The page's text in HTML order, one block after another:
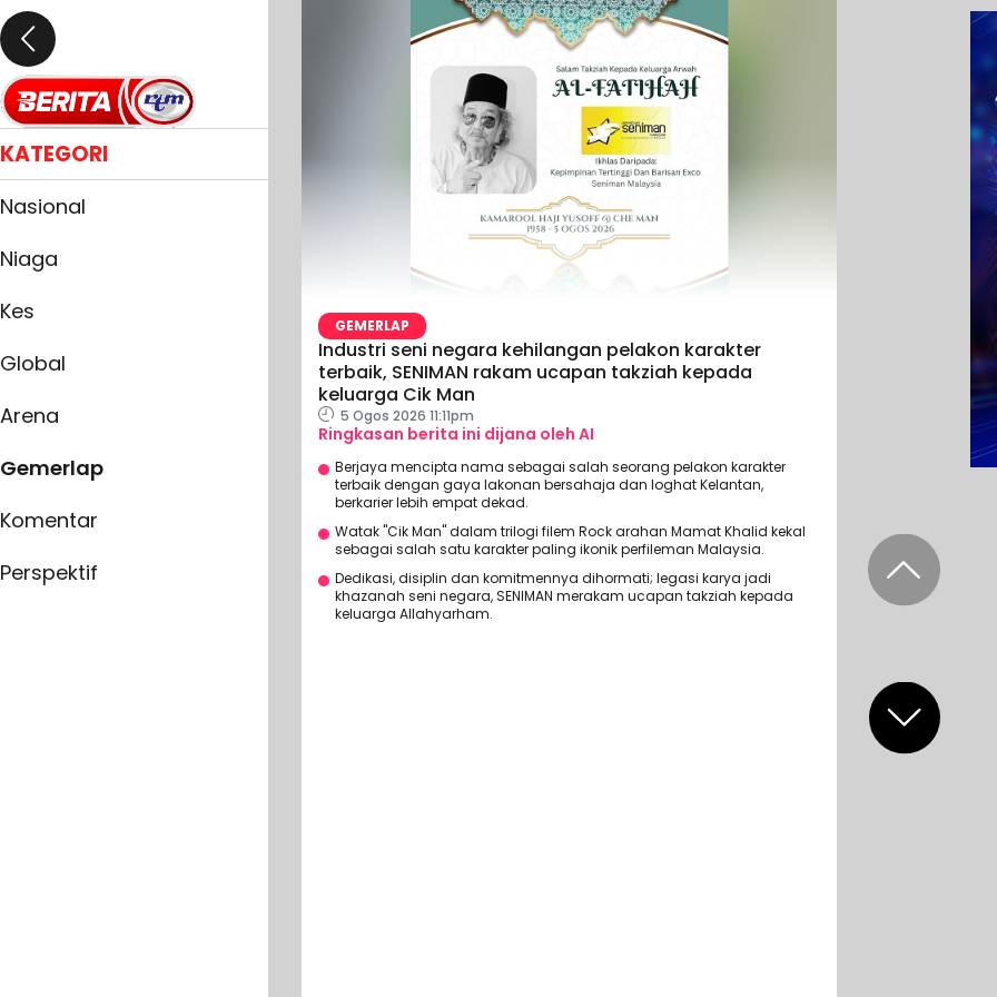
KATEGORI
Nasional
Niaga
Kes
Global
Arena
Gemerlap
Komentar
Perspektif
GEMERLAP
Industri seni negara kehilangan pelakon karakter
terbaik, SENIMAN rakam ucapan takziah kepada
keluarga Cik Man
5 Ogos 2026 11:11pm
Ringkasan berita ini dijana oleh AI
Berjaya mencipta nama sebagai salah seorang pelakon karakter
terbaik dengan gaya lakonan bersahaja dan loghat Kelantan,
berkarier lebih empat dekad.
Watak "Cik Man" dalam trilogi filem Rock arahan Mamat Khalid kekal
sebagai salah satu karakter paling ikonik perfileman Malaysia.
Dedikasi, disiplin dan komitmennya dihormati; legasi karya jadi
khazanah seni negara, SENIMAN merakam ucapan takziah kepada
keluarga Allahyarham.